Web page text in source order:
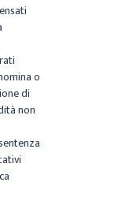
o
di
non